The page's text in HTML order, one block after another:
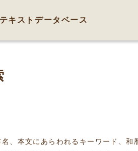
キストデータベース
、本文にあらわれるキーワード、